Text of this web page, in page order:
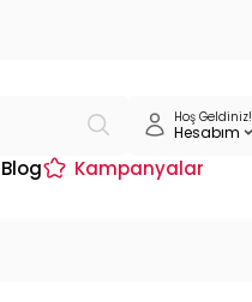
Hoş Geldiniz!
Hesabım
Blog Kampanyalar